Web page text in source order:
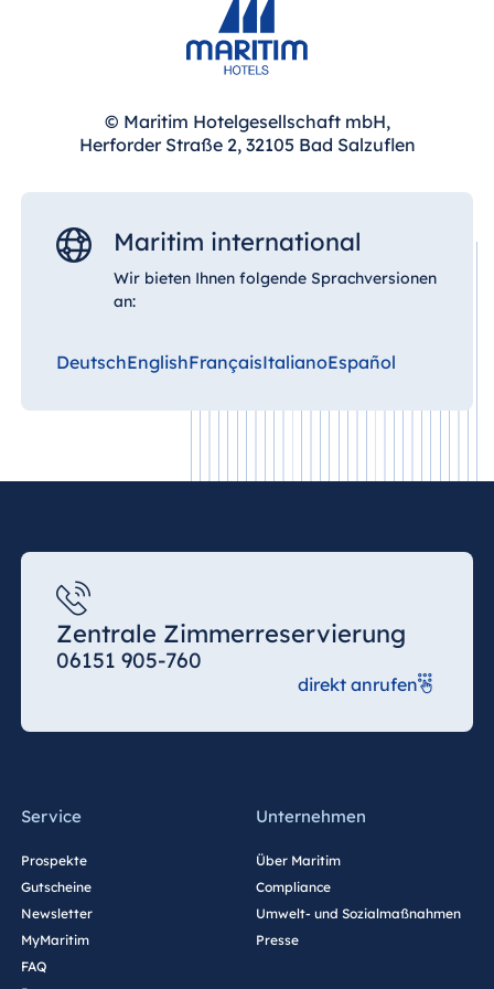
Erreichbarkeit sowie die Kombination aus
Tagungsräumen, Übernachtungsmöglichkeiten
und Gastronomie unter einem Dach ermöglichen
auch großer Kongresse.
© Maritim Hotelgesellschaft mbH,
Herforder Straße 2, 32105 Bad Salzuflen
Maritim international
Wir bieten Ihnen folgende Sprachversionen
an:
DeutschEnglishFrançaisItalianoEspañol
Zentrale Zimmerreservierung
06151 905-760
direkt anrufen
Service
Prospekte
Gutscheine
Newsletter
MyMaritim
FAQ
Unternehmen
Über Maritim
Compliance
Umwelt- und Sozialmaßnahmen
Presse